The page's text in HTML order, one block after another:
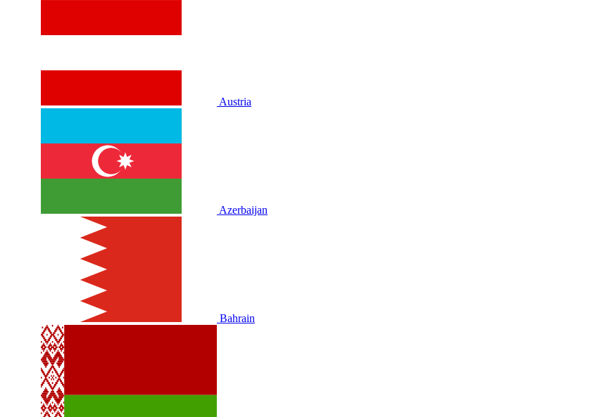
Austria
Azerbaijan
Bahrain